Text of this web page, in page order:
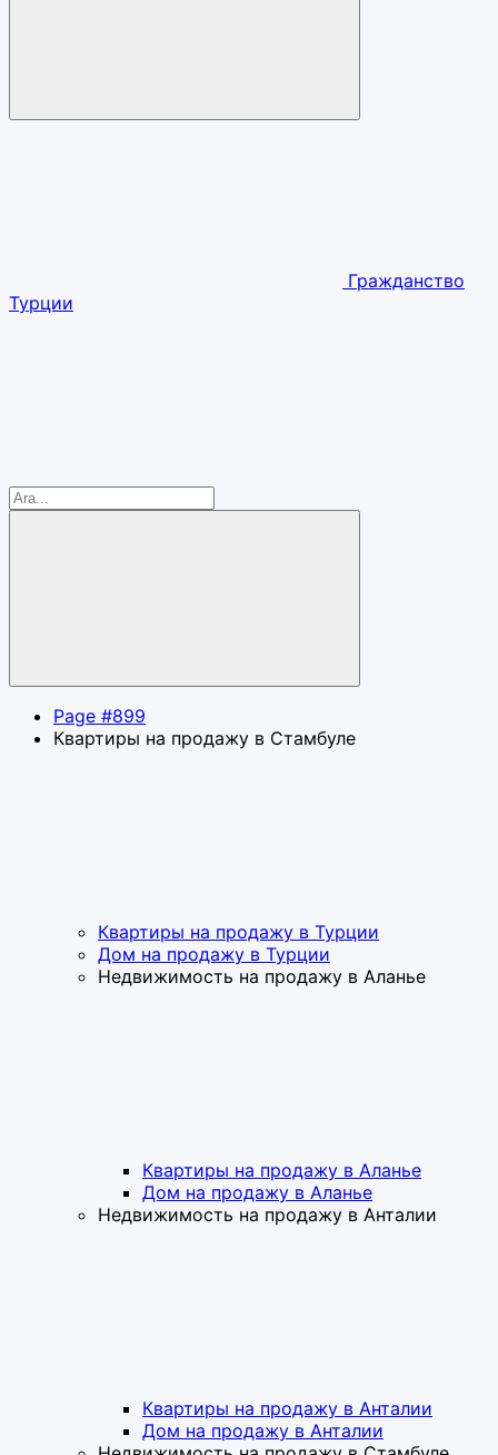
Гражданство
Турции
Page #899
Квартиры на продажу в Стамбуле
Квартиры на продажу в Турции
Дом на продажу в Турции
Недвижимость на продажу в Аланье
Квартиры на продажу в Аланье
Дом на продажу в Аланье
Недвижимость на продажу в Анталии
Квартиры на продажу в Анталии
Дом на продажу в Анталии